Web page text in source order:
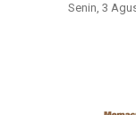
Senin, 3